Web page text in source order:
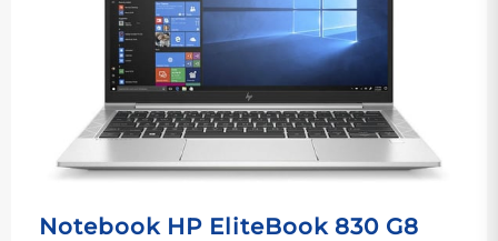
Notebook HP EliteBook 830 G8